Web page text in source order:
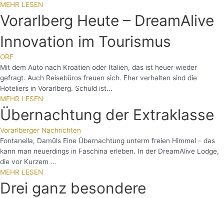
MEHR LESEN
Vorarlberg Heute – DreamAlive
Innovation im Tourismus
ORF
Mit dem Auto nach Kroatien oder Italien, das ist heuer wieder
gefragt. Auch Reisebüros freuen sich. Eher verhalten sind die
Hoteliers in Vorarlberg. Schuld ist...
MEHR LESEN
Übernachtung der Extraklasse
Vorarlberger Nachrichten
Fontanella, Damüls Eine Übernachtung unterm freien Himmel – das
kann man neuerdings in Faschina erleben. In der DreamAlive Lodge,
die vor Kurzem …
MEHR LESEN
Drei ganz besondere